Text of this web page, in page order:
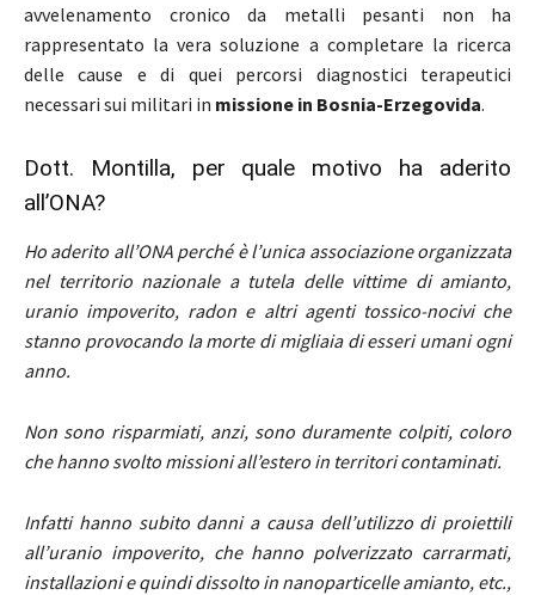
avvelenamento cronico da metalli pesanti non ha
rappresentato la vera soluzione a completare la ricerca
delle cause e di quei percorsi diagnostici terapeutici
necessari sui militari in missione in Bosnia-Erzegovida.
Dott. Montilla, per quale motivo ha aderito
all’ONA?
Ho aderito all’ONA perché è l’unica associazione organizzata
nel territorio nazionale a tutela delle vittime di amianto,
uranio impoverito, radon e altri agenti tossico-nocivi che
stanno provocando la morte di migliaia di esseri umani ogni
anno.
Non sono risparmiati, anzi, sono duramente colpiti, coloro
che hanno svolto missioni all’estero in territori contaminati.
Infatti hanno subito danni a causa dell’utilizzo di proiettili
all’uranio impoverito, che hanno polverizzato carrarmati,
installazioni e quindi dissolto in nanoparticelle amianto, etc.,